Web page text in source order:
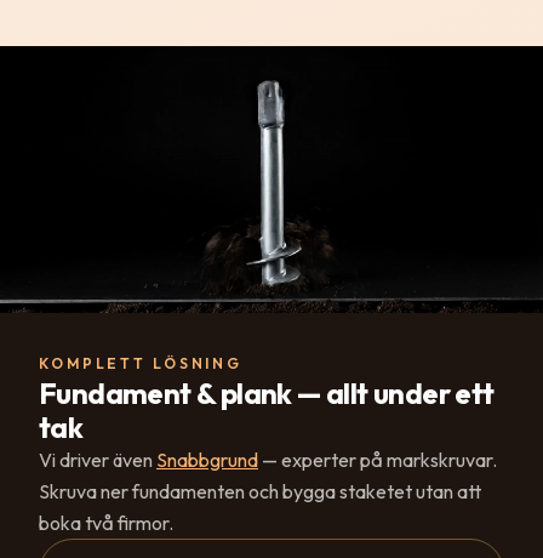
KOMPLETT LÖSNING
Fundament & plank — allt under ett
tak
Vi driver även Snabbgrund — experter på markskruvar.
Skruva ner fundamenten och bygga staketet utan att
boka två firmor.